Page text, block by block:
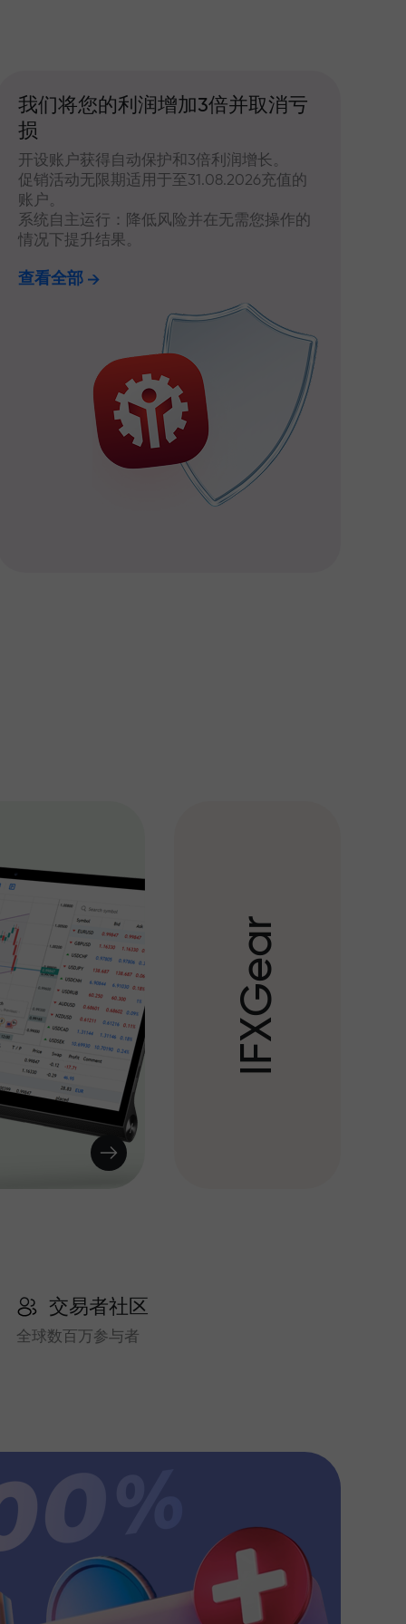
我们将您的利润增加3倍并取消亏
损
开设账户获得自动保护和3倍利润增长。
促销活动无限期适用于至31.08.2026充值的
账户。
系统自主运行：降低风险并在无需您操作的
情况下提升结果。
查看全部
I
F
X
G
e
a
r
交易者社区
全球数百万参与者